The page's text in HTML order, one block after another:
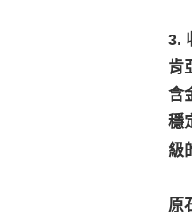
3.
肯
含
穩
級
原